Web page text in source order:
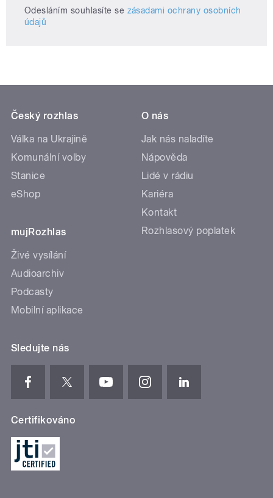
Odesláním souhlasíte se zásadami ochrany osobních
údajů
Český rozhlas
Válka na Ukrajině
Komunální volby
Stanice
eShop
mujRozhlas
Živé vysílání
Audioarchiv
Podcasty
Mobilní aplikace
O nás
Jak nás naladíte
Nápověda
Lidé v rádiu
Kariéra
Kontakt
Rozhlasový poplatek
Sledujte nás
Certifikováno